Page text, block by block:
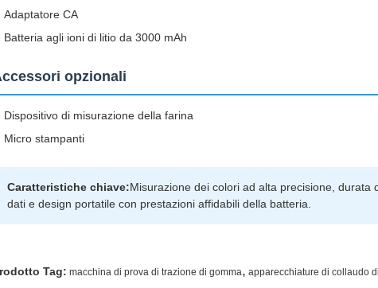
Adaptatore CA
Batteria agli ioni di litio da 3000 mAh
opzionali
Dispositivo di misurazione della farina
Micro stampanti
Caratteristiche chiave:Misurazione dei colori ad alta precisione, durata
dati e design portatile con prestazioni affidabili della batteria.
Tag: macchina di prova di trazione di gomma, apparecchiature di collaudo